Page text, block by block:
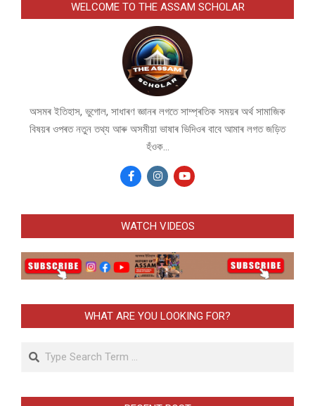
WELCOME TO THE ASSAM SCHOLAR
অসমৰ ইতিহাস, ভুগোল, সাধাৰণ জ্ঞানৰ লগতে সাম্প্ৰতিক সময়ৰ অৰ্থ সামাজিক
বিষয়ৰ ওপৰত নতুন তথ্য আৰু অসমীয়া ভাষাৰ ভিদিওৰ বাবে আমাৰ লগত জড়িত
হঁওক...
WATCH VIDEOS
WHAT ARE YOU LOOKING FOR?
Search